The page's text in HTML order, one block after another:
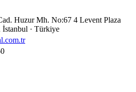
Huzur Mh. No:67 4 Levent Plaza
İstanbul · Türkiye